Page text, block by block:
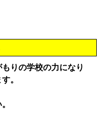
りの学校の力になり
。